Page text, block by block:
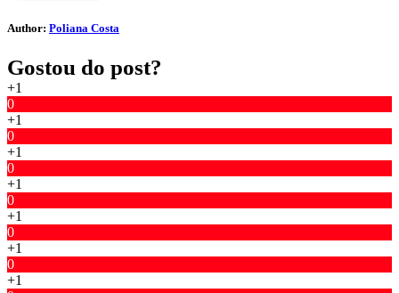
Author: Poliana Costa
Gostou do post?
+1
0
+1
0
+1
0
+1
0
+1
0
+1
0
+1